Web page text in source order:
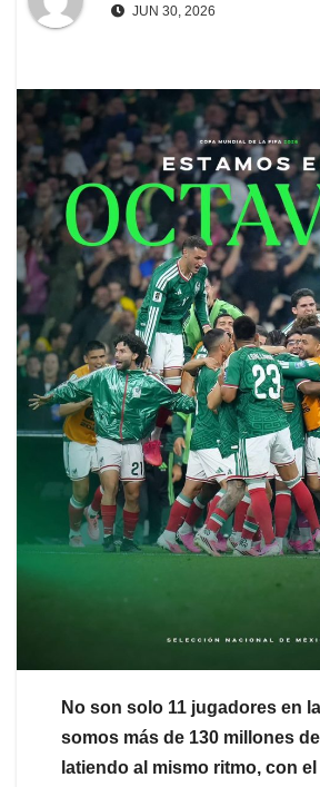
JUN 30, 2026
No son solo 11 jugadores en
somos más de 130 millones
latiendo al mismo ritmo, con